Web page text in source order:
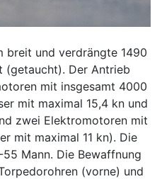
breit und verdrängte 1490
Der Antrieb
mit insgesamt 4000
mit maximal 15,4 kn und
zwei Elektromotoren mit
mit maximal 11 kn). Die
Mann. Die Bewaffnung
(vorne) und